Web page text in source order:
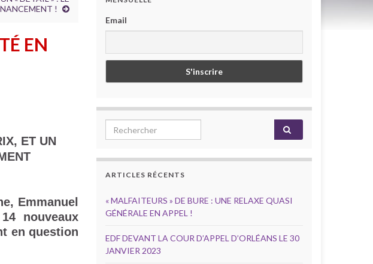
!
EN
ET UN
Emmanuel
nouveaux
en question
Email
Search for:
ARTICLES RÉCENTS
« MALFAITEURS » DE BURE : UNE RELAXE QUASI
GÉNÉRALE EN APPEL !
EDF DEVANT LA COUR D’APPEL D’ORLÉANS LE 30
JANVIER 2023